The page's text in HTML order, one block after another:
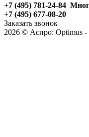
+7 (495) 781-24-84
+7 (495) 677-08-20
Заказать звонок
2026 © Аспро: Optimus